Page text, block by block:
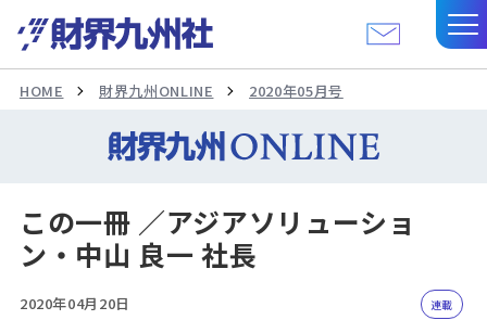
HOME 財界九州ONLINE 2020年05月号
この一冊 ／アジアソリューショ
ン・中山 良一 社長
2020年04月20日 連載